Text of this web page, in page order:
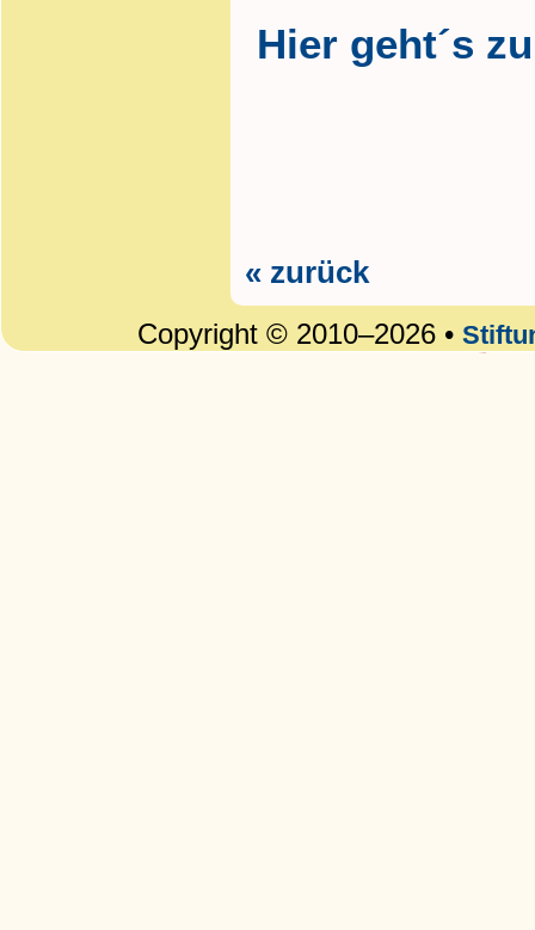
Hier geht´s
« zurück
Copyright © 2010–2026 •